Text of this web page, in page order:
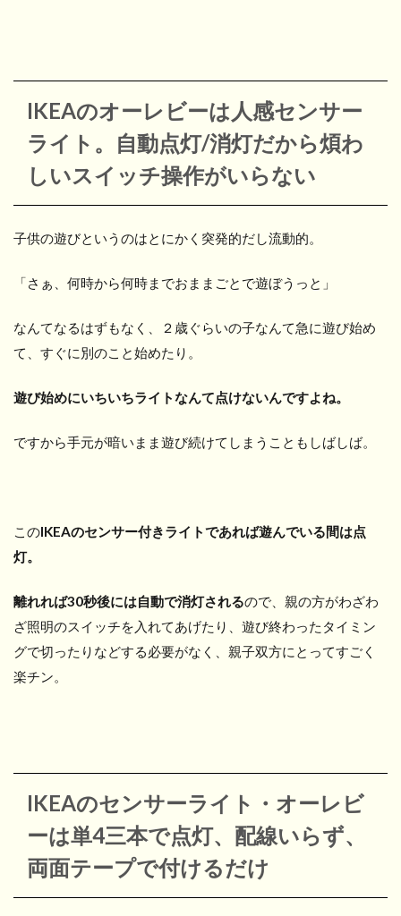
IKEAのオーレビーは人感センサー
ライト。自動点灯/消灯だから煩わ
しいスイッチ操作がいらない
子供の遊びというのはとにかく突発的だし流動的。
「さぁ、何時から何時までおままごとで遊ぼうっと」
なんてなるはずもなく、２歳ぐらいの子なんて急に遊び始め
て、すぐに別のこと始めたり。
遊び始めにいちいちライトなんて点けないんですよね。
ですから手元が暗いまま遊び続けてしまうこともしばしば。
このIKEAのセンサー付きライトであれば遊んでいる間は点
灯。
離れれば30秒後には自動で消灯されるので、親の方がわざわ
ざ照明のスイッチを入れてあげたり、遊び終わったタイミン
グで切ったりなどする必要がなく、親子双方にとってすごく
楽チン。
IKEAのセンサーライト・オーレビ
ーは単4三本で点灯、配線いらず、
両面テープで付けるだけ